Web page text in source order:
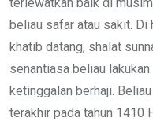
beliau safar atau sakit. Di
khatib datang, shalat
senantiasa beliau
ketinggalan berhaji.
terakhir pada tahun 1410